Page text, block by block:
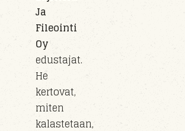
Ja
Fileointi
Oy
edustajat.
He
kertovat,
miten
kalastetaan,